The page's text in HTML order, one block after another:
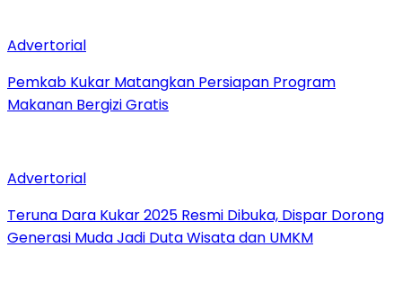
Advertorial
Pemkab Kukar Matangkan Persiapan Program
Makanan Bergizi Gratis
Advertorial
Teruna Dara Kukar 2025 Resmi Dibuka, Dispar Dorong
Generasi Muda Jadi Duta Wisata dan UMKM